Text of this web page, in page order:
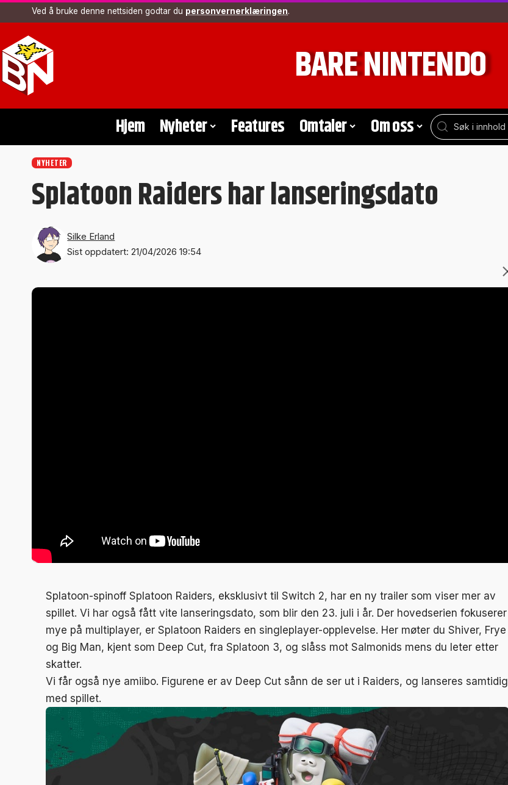
Ved å bruke denne nettsiden godtar du personvernerklæringen.
BARE NINTENDO
Hjem Nyheter Features Omtaler Om oss
NYHETER
Splatoon Raiders har lanseringsdato
Sist oppdatert: 21/04/2026 19:54
Silke Erland
Splatoon-spinoff Splatoon Raiders, eksklusivt til Switch 2, har en ny trailer som viser mer av
spillet. Vi har også fått vite lanseringsdato, som blir den 23. juli i år. Der hovedserien fokuserer
mye på multiplayer, er Splatoon Raiders en singleplayer-opplevelse. Her møter du Shiver, Frye
og Big Man, kjent som Deep Cut, fra Splatoon 3, og slåss mot Salmonids mens du leter etter
skatter.
Vi får også nye amiibo. Figurene er av Deep Cut sånn de ser ut i Raiders, og lanseres samtidig
med spillet.